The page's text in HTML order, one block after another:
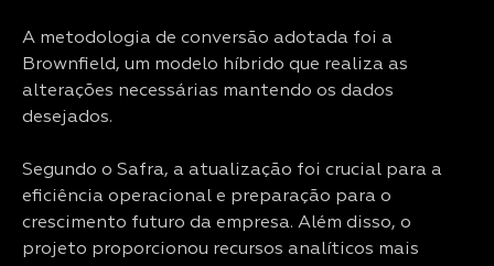
A metodologia de conversão adotada foi a
Brownfield, um modelo híbrido que realiza as
alterações necessárias mantendo os dados
desejados.
Segundo o Safra, a atualização foi crucial para a
eficiência operacional e preparação para o
crescimento futuro da empresa. Além disso, o
projeto proporcionou recursos analíticos mais